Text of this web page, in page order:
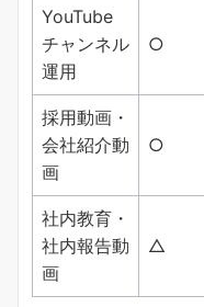
YouTube
チャンネル
運用
○
採用動画・
会社紹介動
画
○
社内教育・
社内報告動
画
△